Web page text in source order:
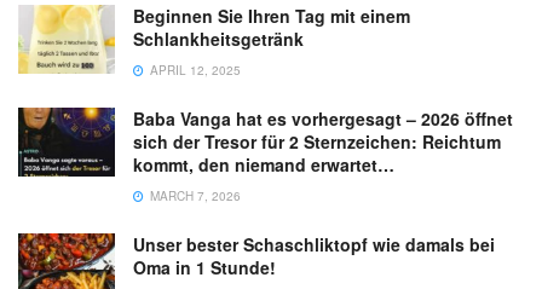
Beginnen Sie Ihren Tag mit einem
Schlankheitsgetränk
APRIL 12, 2025
Baba Vanga hat es vorhergesagt – 2026 öffnet
sich der Tresor für 2 Sternzeichen: Reichtum
kommt, den niemand erwartet…
MARCH 7, 2026
Unser bester Schaschliktopf wie damals bei
Oma in 1 Stunde!